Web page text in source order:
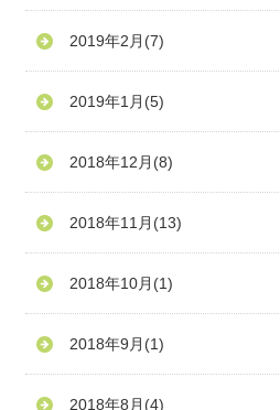
2019年2月 (7)
2019年1月 (5)
2018年12月 (8)
2018年11月 (13)
2018年10月 (1)
2018年9月 (1)
2018年8月 (4)